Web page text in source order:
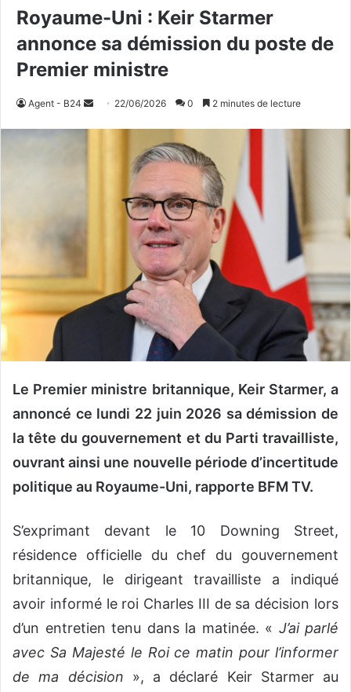
Royaume-Uni : Keir Starmer
annonce sa démission du poste de
Premier ministre
Agent - B24
o
e
22/06/2026 0 2 minutes de lecture
Le Premier ministre britannique, Keir Starmer, a
annoncé ce lundi 22 juin 2026 sa démission de
la tête du gouvernement et du Parti travailliste,
ouvrant ainsi une nouvelle période d’incertitude
politique au Royaume-Uni, rapporte BFM TV.
S’exprimant devant le 10 Downing Street,
résidence officielle du chef du gouvernement
britannique, le dirigeant travailliste a indiqué
avoir informé le roi Charles III de sa décision lors
d’un entretien tenu dans la matinée. « J’ai parlé
avec Sa Majesté le Roi ce matin pour l’informer
de ma décision », a déclaré Keir Starmer au